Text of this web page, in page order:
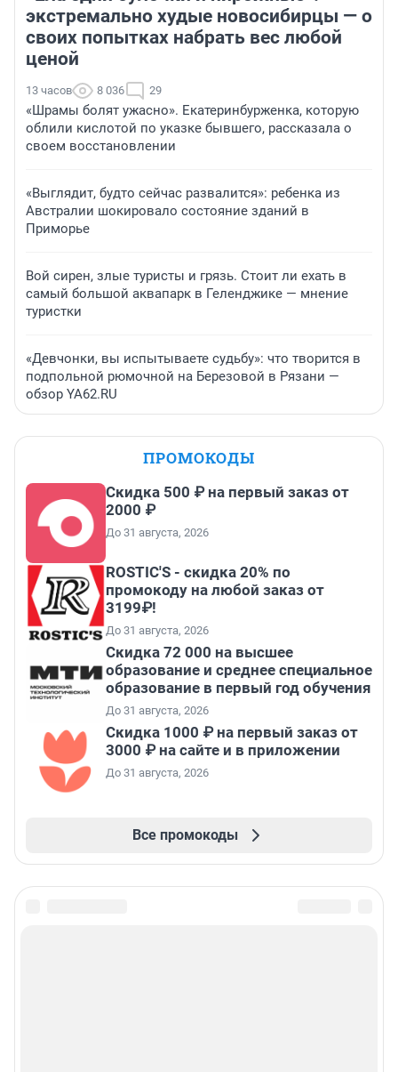
экстремально худые новосибирцы — о
своих попытках набрать вес любой
ценой
13 часов 8 036 29
«Шрамы болят ужасно». Екатеринбурженка, которую
облили кислотой по указке бывшего, рассказала о
своем восстановлении
«Выглядит, будто сейчас развалится»: ребенка из
Австралии шокировало состояние зданий в
Приморье
Вой сирен, злые туристы и грязь. Стоит ли ехать в
самый большой аквапарк в Геленджике — мнение
туристки
«Девчонки, вы испытываете судьбу»: что творится в
подпольной рюмочной на Березовой в Рязани —
обзор YA62.RU
ПРОМОКОДЫ
Скидка 500 ₽ на первый заказ от
2000 ₽
До 31 августа, 2026
ROSTIC'S - скидка 20% по
промокоду на любой заказ от
3199₽!
До 31 августа, 2026
Скидка 72 000 на высшее
образование и среднее специальное
образование в первый год обучения
До 31 августа, 2026
Скидка 1000 ₽ на первый заказ от
3000 ₽ на сайте и в приложении
До 31 августа, 2026
Все промокоды